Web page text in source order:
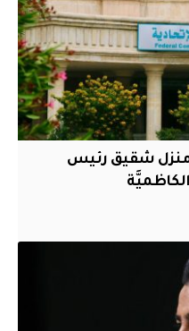
منزل شقيق رئيس